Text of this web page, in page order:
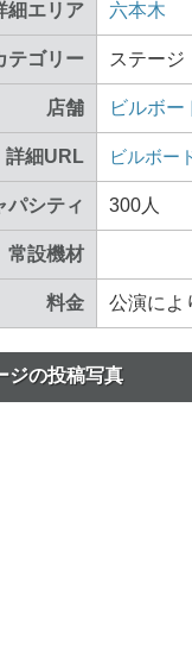
細エリア 六本木
テゴリー ステージ
店舗 ビルボー
詳細URL ビルボー
パシティ 300人
常設機材
料金 公演によ
ジの投稿写真